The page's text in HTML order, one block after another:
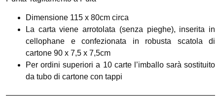
Dimensione 115 x 80cm circa
La carta viene arrotolata (senza pieghe), inserita in
cellophane e confezionata in robusta scatola di
cartone 90 x 7,5 x 7,5cm
Per ordini superiori a 10 carte l’imballo sarà sostituito
da tubo di cartone con tappi